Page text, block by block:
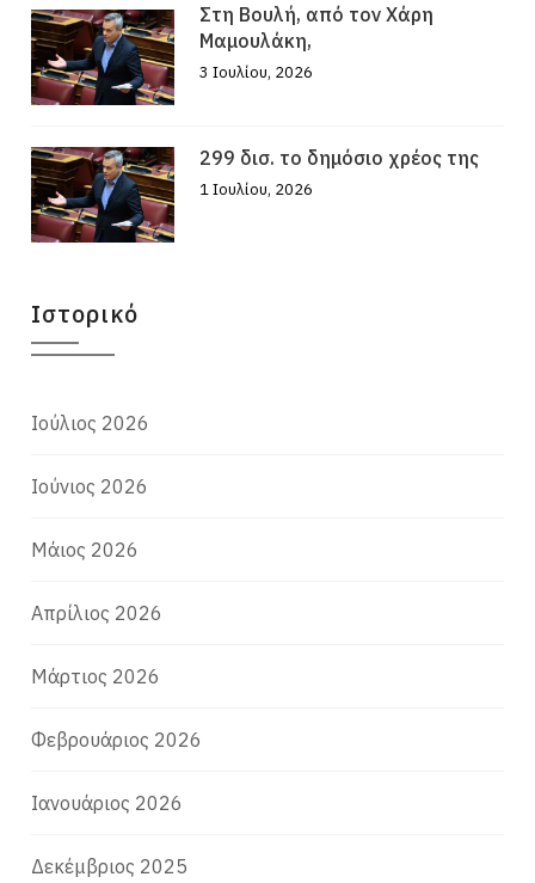
Στη Βουλή, από τον Χάρη
Μαμουλάκη,
3 Ιουλίου, 2026
299 δισ. το δημόσιο χρέος της
1 Ιουλίου, 2026
Ιστορικό
Ιούλιος 2026
Ιούνιος 2026
Μάιος 2026
Απρίλιος 2026
Μάρτιος 2026
Φεβρουάριος 2026
Ιανουάριος 2026
Δεκέμβριος 2025